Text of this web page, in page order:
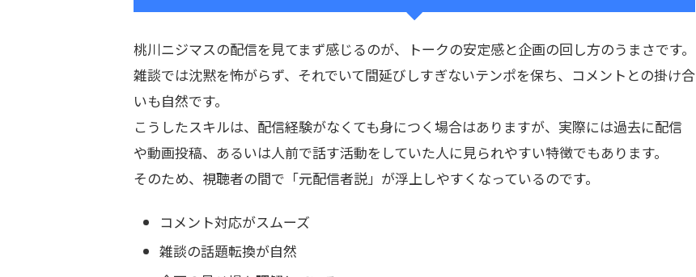
桃川ニジマスの配信を見てまず感じるのが、トークの安定感と企画の回し方のうまさです。
雑談では沈黙を怖がらず、それでいて間延びしすぎないテンポを保ち、コメントとの掛け合
いも自然です。
こうしたスキルは、配信経験がなくても身につく場合はありますが、実際には過去に配信
や動画投稿、あるいは人前で話す活動をしていた人に見られやすい特徴でもあります。
そのため、視聴者の間で「元配信者説」が浮上しやすくなっているのです。
コメント対応がスムーズ
雑談の話題転換が自然